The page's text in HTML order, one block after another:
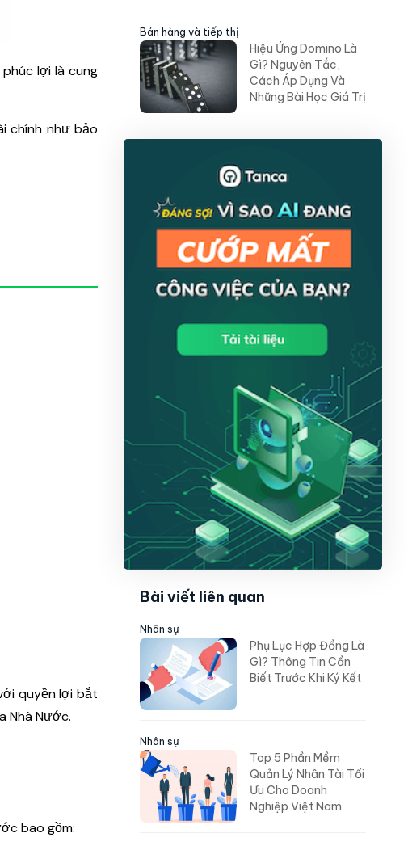
lợi là cung
chính như bảo
quyền lợi bắt
Nhà Nước.
bao gồm:
Bán hàng và tiếp thị
Hiệu Ứng Domino Là
Gì? Nguyên Tắc,
Cách Áp Dụng Và
Những Bài Học Giá Trị
Bài viết liên quan
Nhân sự
Phụ Lục Hợp Đồng Là
Gì? Thông Tin Cần
Biết Trước Khi Ký Kết
Nhân sự
Top 5 Phần Mềm
Quản Lý Nhân Tài Tối
Ưu Cho Doanh
Nghiệp Việt Nam